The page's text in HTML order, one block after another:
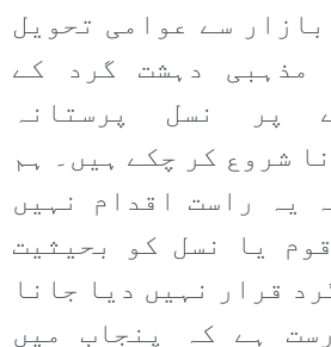
سے عوامی تحویل
مذہبی دہشت گرد کے
پر نسل پرستانہ
شروع کر چکے ہیں۔ ہم
یہ راست اقدام نہیں
یا نسل کو بحیثیت
قرار نہیں دیا جانا
ہے کہ پنجاب میں